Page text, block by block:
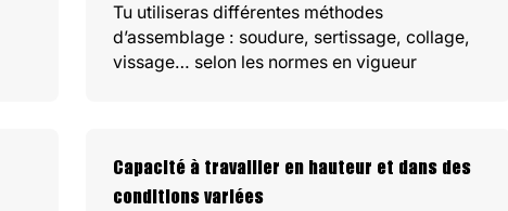
Tu utiliseras différentes méthodes
d’assemblage : soudure, sertissage, collage,
vissage… selon les normes en vigueur
Capacité à travailler en hauteur et dans des
conditions variées